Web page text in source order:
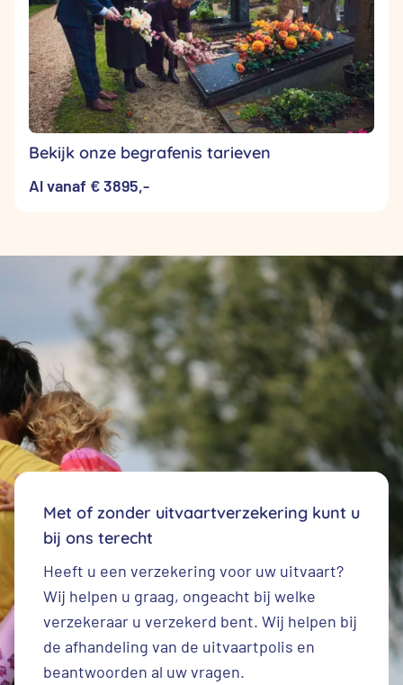
Bekijk onze begrafenis tarieven
Al vanaf € 3895,-
Met of zonder uitvaartverzekering kunt u
bij ons terecht
Heeft u een verzekering voor uw uitvaart?
Wij helpen u graag, ongeacht bij welke
verzekeraar u verzekerd bent. Wij helpen bij
de afhandeling van de uitvaartpolis en
beantwoorden al uw vragen.